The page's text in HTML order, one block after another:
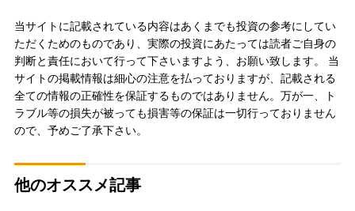
当サイトに記載されている内容はあくまでも投資の参考にしてい
ただくためのものであり、実際の投資にあたっては読者ご自身の
判断と責任において行って下さいますよう、お願い致します。 当
サイトの掲載情報は細心の注意を払っておりますが、記載される
全ての情報の正確性を保証するものではありません。万が一、ト
ラブル等の損失が被っても損害等の保証は一切行っておりません
ので、予めご了承下さい。
他のオススメ記事